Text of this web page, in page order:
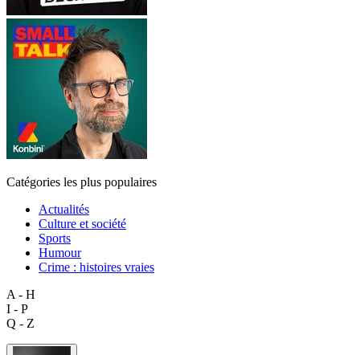
Catégories les plus populaires
Actualités
Culture et société
Sports
Humour
Crime : histoires vraies
A - H
I - P
Q - Z